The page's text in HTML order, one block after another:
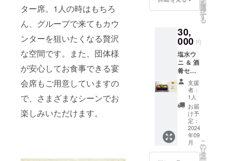
ター席。1人の時はもちろ
ん、グループで来てもカウ
ンターを狙いたくなる贅沢
な空間です。また、団体様
が安心してお食事できる宴
会席もご用意していますの
で、さまざまなシーンでお
楽しみいただけます。
ぞれが学
び、考え、
く社会を目
指していま
す。
・生産
者・・・・
・消費者の
声に耳を傾
け、時代に
あったより
を予定
してお
ります
映画上
映会』
待！※懇
親会も
参加可
能です
※１, お
食事券
の有効
期間は
2024年
12月末
までと
させて
いただ
きま
す。 ※
２, 『食
を
選
択
す
る
30,
000 円
塩水ウ
ニ ＆ 酒
肴セッ
ト
FOOD
GROOV
E
JAPAN
が厳選
した、
塩水ウ
ニと、
お酒に
支援
者：
1人
お届
け予
定：
2024
年09
月
こ
の
リ
タ
ー